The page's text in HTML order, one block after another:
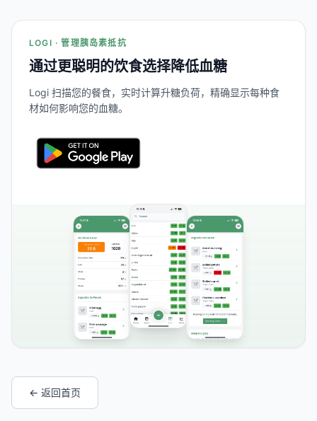
LOGI · 管理胰岛素抵抗
通过更聪明的饮食选择降低血糖
Logi 扫描您的餐食，实时计算升糖负荷，精确显示每种食
材如何影响您的血糖。
← 返回首页